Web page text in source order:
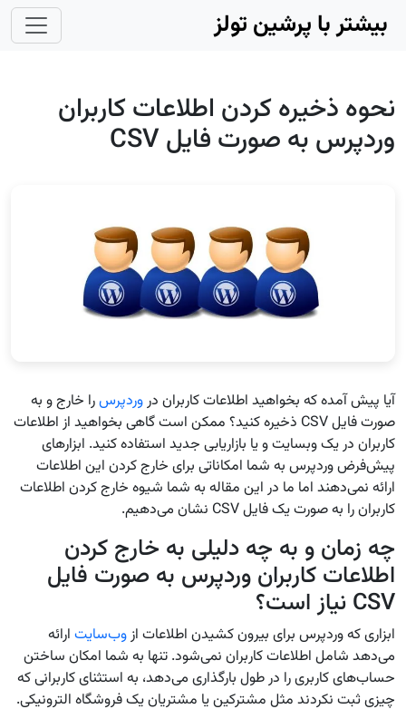
Skip to main content
بیشتر با پرشین تولز
نحوه ذخیره کردن اطلاعات کاربران
وردپرس به صورت فایل CSV
آیا پیش آمده که بخواهید اطلاعات کاربران دروردپرسرا خارج و به
صورت فایل CSV ذخیره کنید؟ ممکن است گاهی بخواهید از اطلاعات
کاربران در یک وبسایت و یا بازاریابی جدید استفاده کنید. ابزارهای
پیش‌فرض وردپرس به شما امکاناتی برای خارج کردن این اطلاعات
ارائه نمی‌دهند اما ما در این مقاله به شما شیوه خارج کردن اطلاعات
کاربران را به صورت یک فایل CSV نشان می‌دهیم.
چه زمان و به چه دلیلی به خارج کردن
اطلاعات کاربران وردپرس به صورت فایل
CSV نیاز است؟
ابزاری که وردپرس برای بیرون کشیدن اطلاعات ازوب‌سایت ارائه
می‌دهد شامل اطلاعات کاربران نمی‌شود. تنها به شما امکان ساختن
حساب‌های کاربری را در طول بارگذاری می‌دهد، به استثنای کاربرانی که
چیزی ثبت نکردند مثل مشترکین یا مشتریان یک فروشگاه الترونیکی.